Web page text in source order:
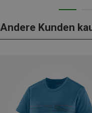
Andere Kunden